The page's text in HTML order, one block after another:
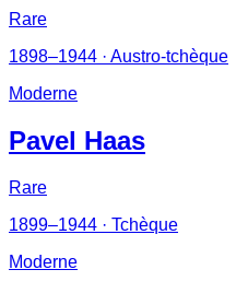
Rare
1898–1944 · Austro-tchèque
Moderne
Pavel Haas
Rare
1899–1944 · Tchèque
Moderne